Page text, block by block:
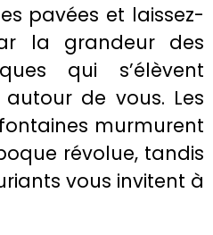
pavées et laissez-
la grandeur des
qui s’élèvent
de vous. Les
murmurent
révolue, tandis
vous invitent à